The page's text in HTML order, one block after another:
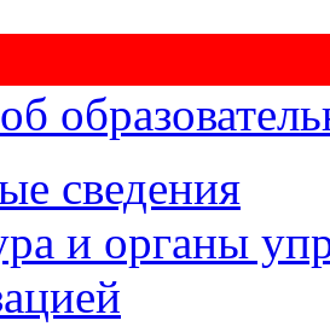
сведения
и органы